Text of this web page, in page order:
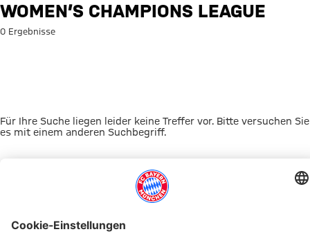
Suche: Women’s Champions
WOMEN’S CHAMPIONS LEAGUE
0 Ergebnisse
Für Ihre Suche liegen leider keine Treffer vor. Bitte versuchen Sie
es mit einem anderen Suchbegriff.